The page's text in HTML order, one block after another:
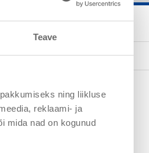
Teave
ning liikluse
reklaami- ja
mida nad on kogunud
omadused